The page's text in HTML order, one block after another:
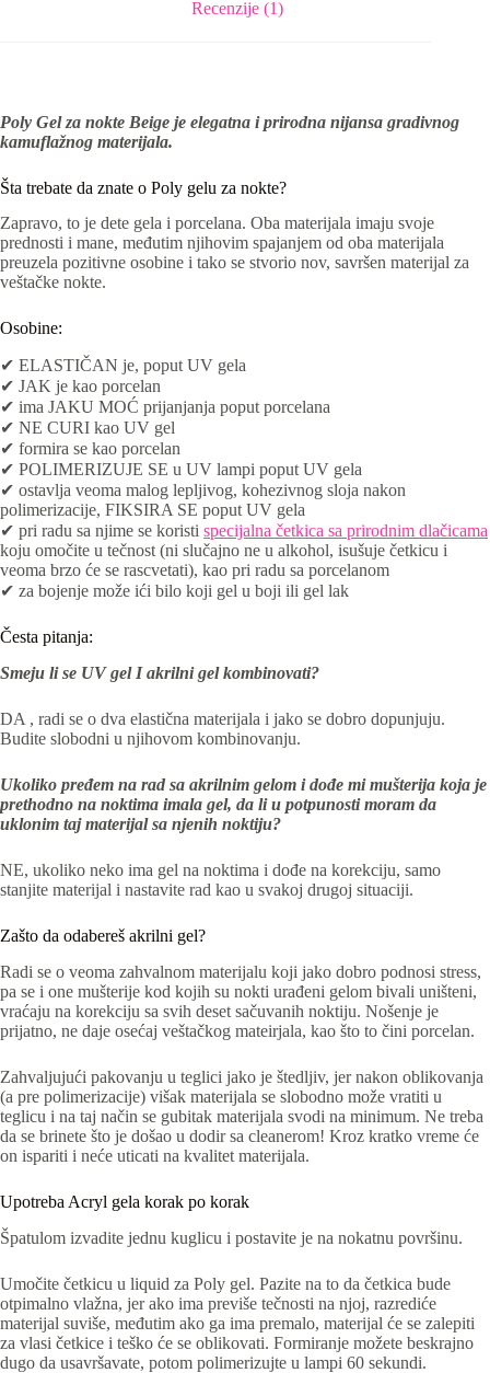
Recenzije (1)
Poly Gel za nokte Beige je elegatna i prirodna nijansa gradivnog
kamuflažnog materijala.
Šta trebate da znate o Poly gelu za nokte?
Zapravo, to je dete gela i porcelana. Oba materijala imaju svoje
prednosti i mane, međutim njihovim spajanjem od oba materijala
preuzela pozitivne osobine i tako se stvorio nov, savršen materijal za
veštačke nokte.
Osobine:
✔ ELASTIČAN je, poput UV gela
✔ JAK je kao porcelan
✔ ima JAKU MOĆ prijanjanja poput porcelana
✔ NE CURI kao UV gel
✔ formira se kao porcelan
✔ POLIMERIZUJE SE u UV lampi poput UV gela
✔ ostavlja veoma malog lepljivog, kohezivnog sloja nakon
polimerizacije, FIKSIRA SE poput UV gela
✔ pri radu sa njime se koristi specijalna četkica sa prirodnim dlačicama
koju omočite u tečnost (ni slučajno ne u alkohol, isušuje četkicu i
veoma brzo će se rascvetati), kao pri radu sa porcelanom
✔ za bojenje može ići bilo koji gel u boji ili gel lak
Česta pitanja:
Smeju li se UV gel I akrilni gel kombinovati?
DA , radi se o dva elastična materijala i jako se dobro dopunjuju.
Budite slobodni u njihovom kombinovanju.
Ukoliko pređem na rad sa akrilnim gelom i dođe mi mušterija koja je
prethodno na noktima imala gel, da li u potpunosti moram da
uklonim taj materijal sa njenih noktiju?
NE, ukoliko neko ima gel na noktima i dođe na korekciju, samo
stanjite materijal i nastavite rad kao u svakoj drugoj situaciji.
Zašto da odabereš akrilni gel?
Radi se o veoma zahvalnom materijalu koji jako dobro podnosi stress,
pa se i one mušterije kod kojih su nokti urađeni gelom bivali uništeni,
vraćaju na korekciju sa svih deset sačuvanih noktiju. Nošenje je
prijatno, ne daje osećaj veštačkog mateirjala, kao što to čini porcelan.
Zahvaljujući pakovanju u teglici jako je štedljiv, jer nakon oblikovanja
(a pre polimerizacije) višak materijala se slobodno može vratiti u
teglicu i na taj način se gubitak materijala svodi na minimum. Ne treba
da se brinete što je došao u dodir sa cleanerom! Kroz kratko vreme će
on ispariti i neće uticati na kvalitet materijala.
Upotreba Acryl gela korak po korak
Špatulom izvadite jednu kuglicu i postavite je na nokatnu površinu.
Umočite četkicu u liquid za Poly gel. Pazite na to da četkica bude
otpimalno vlažna, jer ako ima previše tečnosti na njoj, razrediće
materijal suviše, međutim ako ga ima premalo, materijal će se zalepiti
za vlasi četkice i teško će se oblikovati. Formiranje možete beskrajno
dugo da usavršavate, potom polimerizujte u lampi 60 sekundi.